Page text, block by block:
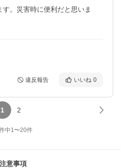
。災害時に便利だと思いま
違反報告 いいね 0
1 2
中1〜20件
意事項